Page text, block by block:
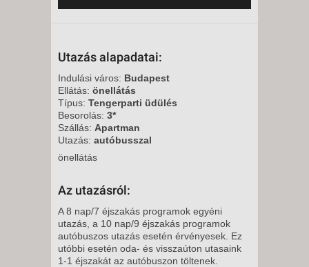
PÉNTEK -
9 NAP / 7 ÉJSZAKA
2026. SZEPTEMBER 18.,
PÉNTEK -
9 NAP / 7 ÉJSZAKA
9 NAP / 7 ÉJSZAKA
9 NAP / 7 ÉJSZAKA
2026. OKTÓBER 09., PÉNTEK -
9 NAP / 7 ÉJSZAKA
Utazás alapadatai:
Indulási város: Budapest
Ellátás: önellátás
Típus: Tengerparti üdülés
Besorolás: 3*
Szállás: Apartman
Utazás: autóbusszal
önellátás
Az utazásról:
A 8 nap/7 éjszakás programok egyéni
utazás, a 10 nap/9 éjszakás programok
autóbuszos utazás esetén érvényesek. Ez
utóbbi esetén oda- és visszaúton utasaink
1-1 éjszakát az autóbuszon töltenek.